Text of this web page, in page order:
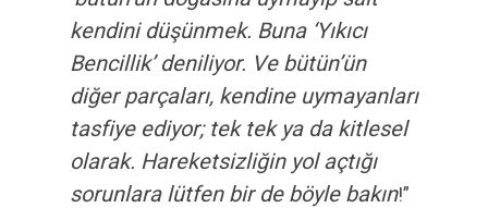
kendini düşünmek. Buna ‘Yıkıcı
Bencillik’ deniliyor. Ve bütün’ün
diğer parçaları, kendine uymayanları
tasfiye ediyor; tek tek ya da kitlesel
olarak. Hareketsizliğin yol açtığı
sorunlara lütfen bir de böyle bakın!”